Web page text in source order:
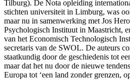
Tilburg). De Nota opleiding
stichten universiteit in Limburg, was
maar nu in samenwerking met Jos
Psychologisch Instituut in Maastricht,
van het Economisch Technologisch
secretaris van de SWOL. De auteurs
staatkundig door de geschiedenis tot
maar dat het nu door de nieuwe
Europa tot ‘een land zonder grenzen,